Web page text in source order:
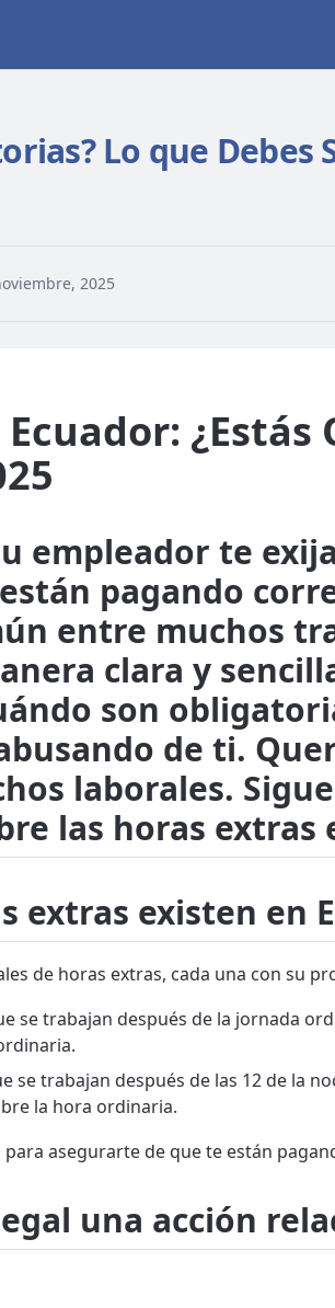
Lo que Debes
2025
empleador te
pagando
entre muchos
clara y
son
de ti.
laborales.
las horas extras
extras existen en
de horas extras, cada una con su
se trabajan después de la jornada
se trabajan después de las 12 de la
la hora ordinaria.
asegurarte de que te están
una acción